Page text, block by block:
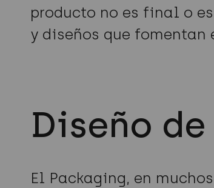
producto no es final o
y diseños que
Diseño
El Packaging, en